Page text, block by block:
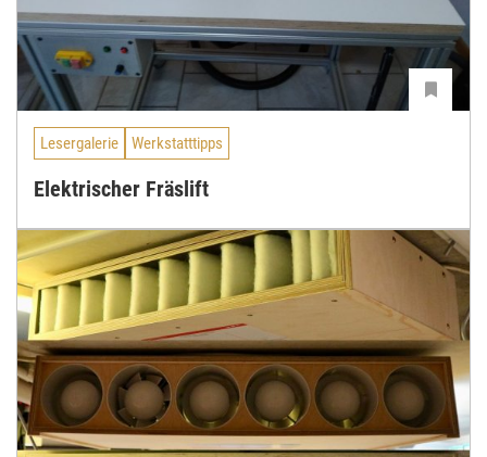
Lesergalerie Werkstatttipps
Elektrischer Fräslift